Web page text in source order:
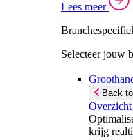
Lees meer
Selecteer jouw
Back
krijg